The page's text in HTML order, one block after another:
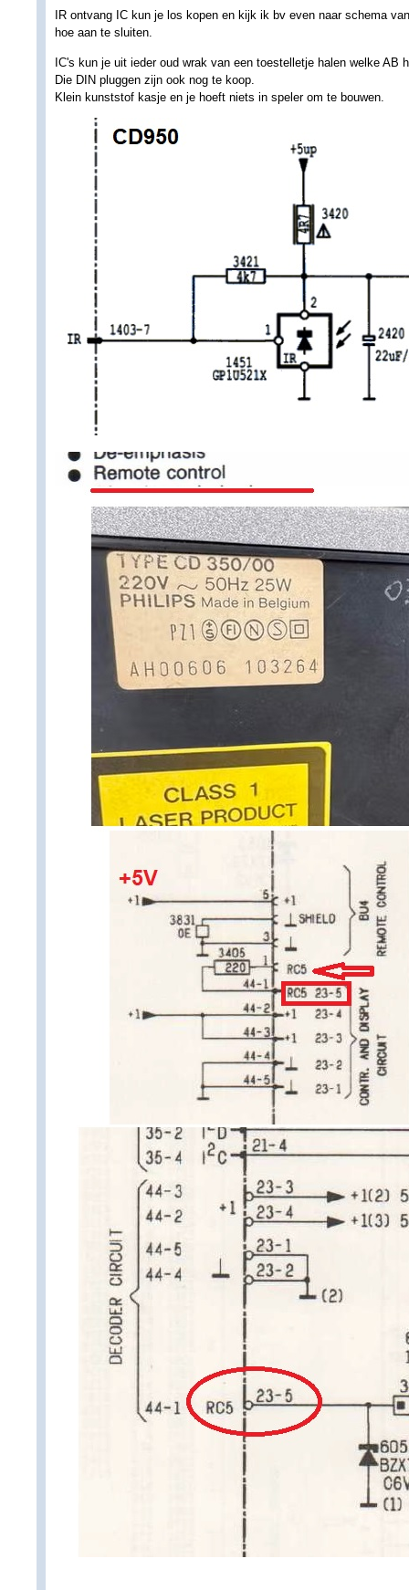
IR ontvang IC kun je los kopen en kijk ik bv even naar schema
hoe aan te sluiten.
IC's kun je uit ieder oud wrak van een toestelletje halen welke AB
Die DIN pluggen zijn ook nog te koop.
Klein kunststof kasje en je hoeft niets in speler om te bouwen.